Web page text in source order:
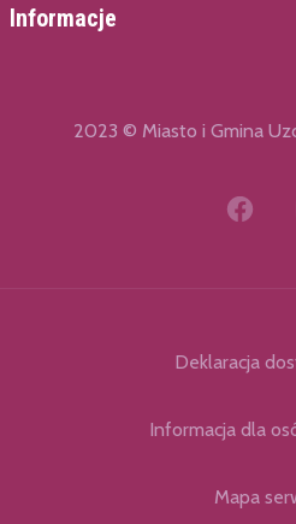
Informacje
2023 © Miasto i Gmina
Deklaracja
Informacja dla
Mapa